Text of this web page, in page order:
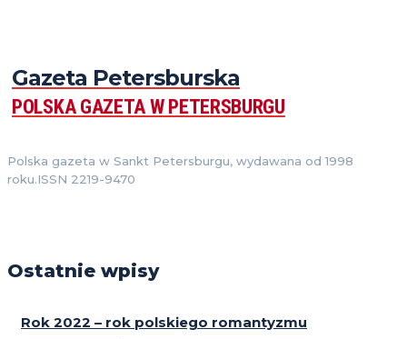
Gazeta Petersburska
POLSKA GAZETA W PETERSBURGU
Polska gazeta w Sankt Petersburgu, wydawana od 1998
roku.ISSN 2219-9470
Ostatnie wpisy
Rok 2022 – rok polskiego romantyzmu